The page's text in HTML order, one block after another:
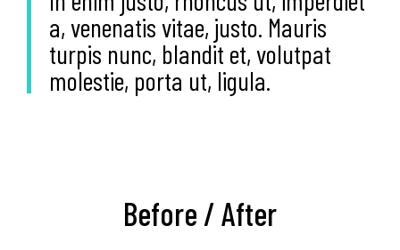
a, venenatis vitae, justo. Mauris
turpis nunc, blandit et, volutpat
molestie, porta ut, ligula.
Before / After